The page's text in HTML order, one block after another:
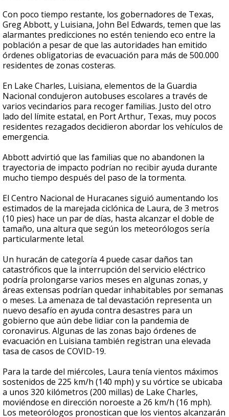
Con poco tiempo restante, los gobernadores de Texas,
Greg Abbott, y Luisiana, John Bel Edwards, temen que las
alarmantes predicciones no estén teniendo eco entre la
población a pesar de que las autoridades han emitido
órdenes obligatorias de evacuación para más de 500.000
residentes de zonas costeras.
En Lake Charles, Luisiana, elementos de la Guardia
Nacional condujeron autobuses escolares a través de
varios vecindarios para recoger familias. Justo del otro
lado del límite estatal, en Port Arthur, Texas, muy pocos
residentes rezagados decidieron abordar los vehículos de
emergencia.
Abbott advirtió que las familias que no abandonen la
trayectoria de impacto podrían no recibir ayuda durante
mucho tiempo después del paso de la tormenta.
El Centro Nacional de Huracanes siguió aumentando los
estimados de la marejada ciclónica de Laura, de 3 metros
(10 pies) hace un par de días, hasta alcanzar el doble de
tamaño, una altura que según los meteorólogos sería
particularmente letal.
Un huracán de categoría 4 puede casar daños tan
catastróficos que la interrupción del servicio eléctrico
podría prolongarse varios meses en algunas zonas, y
áreas extensas podrían quedar inhabitables por semanas
o meses. La amenaza de tal devastación representa un
nuevo desafío en ayuda contra desastres para un
gobierno que aún debe lidiar con la pandemia de
coronavirus. Algunas de las zonas bajo órdenes de
evacuación en Luisiana también registran una elevada
tasa de casos de COVID-19.
Para la tarde del miércoles, Laura tenía vientos máximos
sostenidos de 225 km/h (140 mph) y su vórtice se ubicaba
a unos 320 kilómetros (200 millas) de Lake Charles,
moviéndose en dirección noroeste a 26 km/h (16 mph).
Los meteorólogos pronostican que los vientos alcanzarán